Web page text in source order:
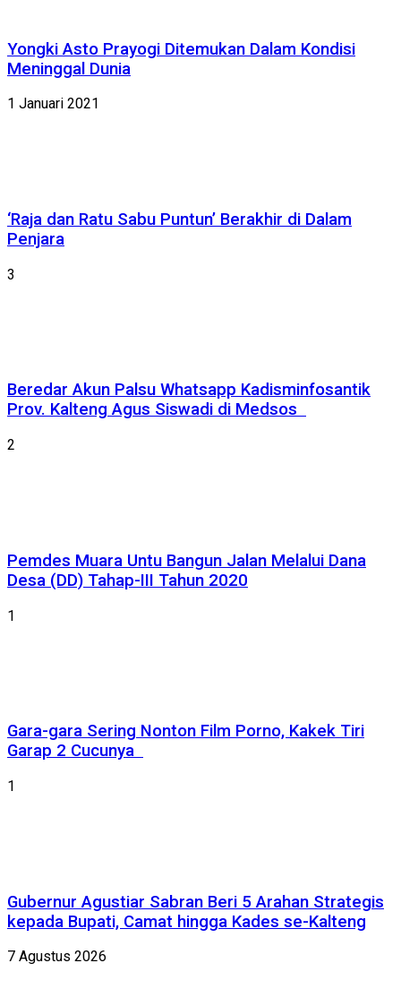
Yongki Asto Prayogi Ditemukan Dalam Kondisi
Meninggal Dunia
1 Januari 2021
‘Raja dan Ratu Sabu Puntun’ Berakhir di Dalam
Penjara
3
Beredar Akun Palsu Whatsapp Kadisminfosantik
Prov. Kalteng Agus Siswadi di Medsos
2
Pemdes Muara Untu Bangun Jalan Melalui Dana
Desa (DD) Tahap-III Tahun 2020
1
Gara-gara Sering Nonton Film Porno, Kakek Tiri
Garap 2 Cucunya
1
Gubernur Agustiar Sabran Beri 5 Arahan Strategis
kepada Bupati, Camat hingga Kades se-Kalteng
7 Agustus 2026